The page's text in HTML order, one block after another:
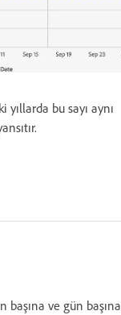
bu sayı aynı
ve gün başına